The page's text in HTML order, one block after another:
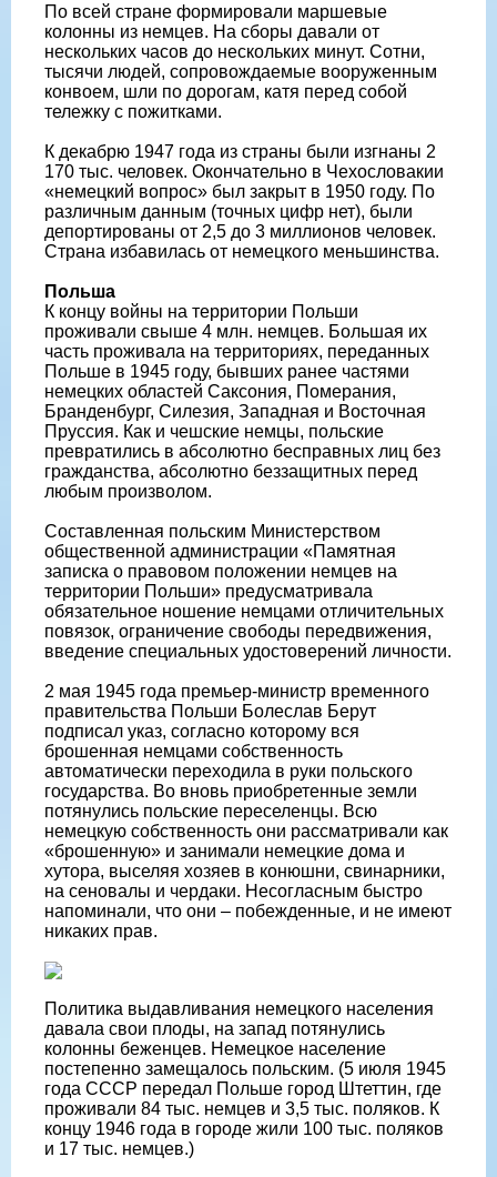
По всей стране формировали маршевые
колонны из немцев. На сборы давали от
нескольких часов до нескольких минут. Сотни,
тысячи людей, сопровождаемые вооруженным
конвоем, шли по дорогам, катя перед собой
тележку с пожитками.
К декабрю 1947 года из страны были изгнаны 2
170 тыс. человек. Окончательно в Чехословакии
«немецкий вопрос» был закрыт в 1950 году. По
различным данным (точных цифр нет), были
депортированы от 2,5 до 3 миллионов человек.
Страна избавилась от немецкого меньшинства.
Польша
К концу войны на территории Польши
проживали свыше 4 млн. немцев. Большая их
часть проживала на территориях, переданных
Польше в 1945 году, бывших ранее частями
немецких областей Саксония, Померания,
Бранденбург, Силезия, Западная и Восточная
Пруссия. Как и чешские немцы, польские
превратились в абсолютно бесправных лиц без
гражданства, абсолютно беззащитных перед
любым произволом.
Составленная польским Министерством
общественной администрации «Памятная
записка о правовом положении немцев на
территории Польши» предусматривала
обязательное ношение немцами отличительных
повязок, ограничение свободы передвижения,
введение специальных удостоверений личности.
2 мая 1945 года премьер-министр временного
правительства Польши Болеслав Берут
подписал указ, согласно которому вся
брошенная немцами собственность
автоматически переходила в руки польского
государства. Во вновь приобретенные земли
потянулись польские переселенцы. Всю
немецкую собственность они рассматривали как
«брошенную» и занимали немецкие дома и
хутора, выселяя хозяев в конюшни, свинарники,
на сеновалы и чердаки. Несогласным быстро
напоминали, что они – побежденные, и не имеют
никаких прав.
Политика выдавливания немецкого населения
давала свои плоды, на запад потянулись
колонны беженцев. Немецкое население
постепенно замещалось польским. (5 июля 1945
года СССР передал Польше город Штеттин, где
проживали 84 тыс. немцев и 3,5 тыс. поляков. К
концу 1946 года в городе жили 100 тыс. поляков
и 17 тыс. немцев.)